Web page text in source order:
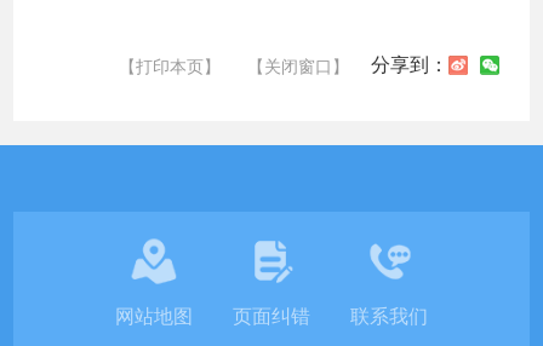
【打印本页】 【关闭窗口】 分享到：
网站地图 页面纠错 联系我们